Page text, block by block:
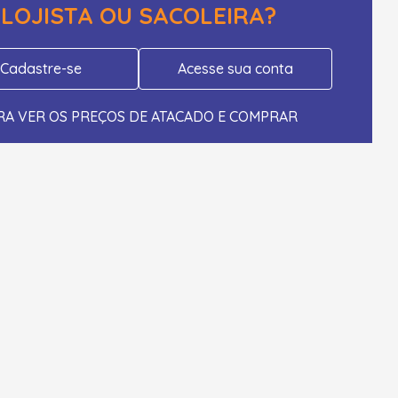
LOJISTA OU SACOLEIRA?
Cadastre-se Acesse sua conta
VER OS PREÇOS DE ATACADO E COMPRAR